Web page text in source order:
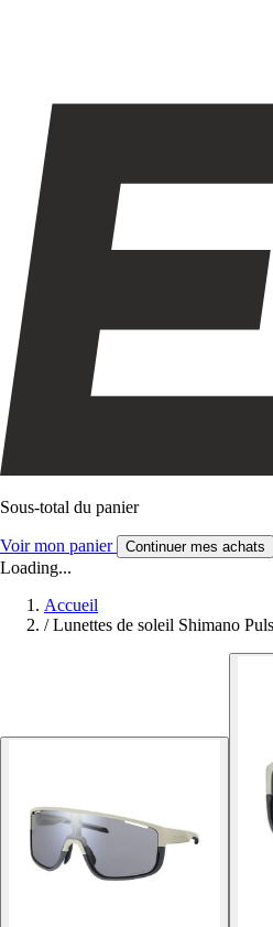
Sous-total du panier
Voir mon panier Continuer mes achats
Loading...
Accueil
/ Lunettes de soleil Shimano